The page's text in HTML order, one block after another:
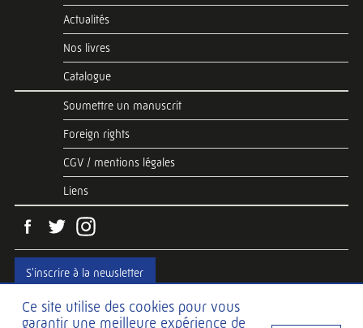
Actualités
Nos livres
Catalogue
Soumettre un manuscrit
Foreign rights
CGV / mentions légales
Liens
S'inscrire à la newsletter
Ce site utilise des cookies pour vous
garantir une meilleure expérience de